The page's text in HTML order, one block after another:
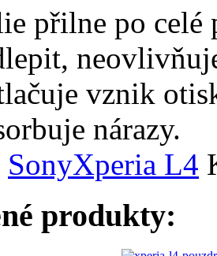
přilne po celé
vznik
nárazy.
SonyXperia L4
produkty: